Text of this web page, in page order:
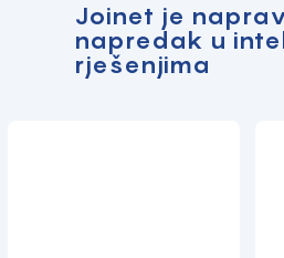
Joinet je
napredak u
rješenjima